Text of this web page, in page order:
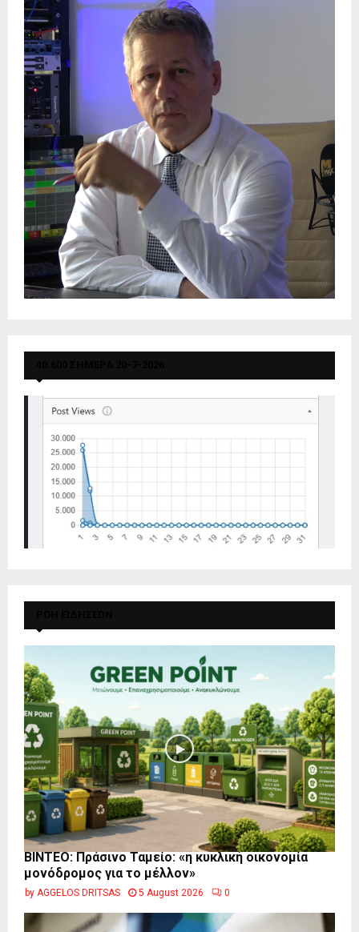
BINTEO: Πράσινο Ταμείο: «η κυκλική οικονομία
μονόδρομος για το μέλλον»
by AGGELOS DRITSAS 5 August 2026 0